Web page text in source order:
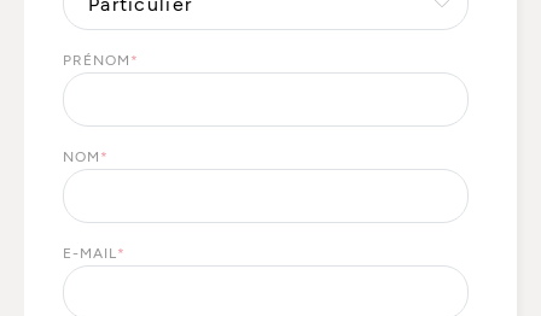
PRÉNOM *
NOM *
E-MAIL *